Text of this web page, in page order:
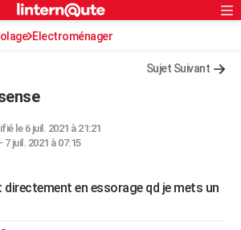
S'inscrire
Connexion
Electroménager
Sujet Suivant
le 6 juil. 2021 à 21:21
7 juil. 2021 à 07:15
en essorage qd je mets un